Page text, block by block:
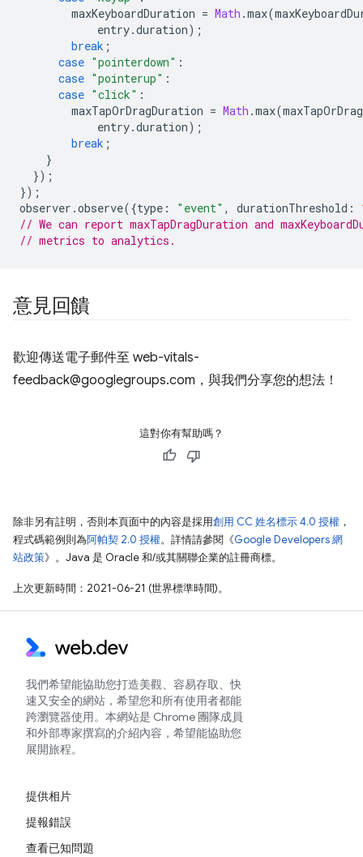
maxKeyboardDuration = Math .max(
entry.duration);
break ;
case "pointerdown" :
case "pointerup" :
case "click" :
maxTapOrDragDuration = Math .max(
entry.duration);
break ;
}
});
});
observer .observe({type : "event" , durationThreshold :
// We can report maxTapDragDuration and
// metrics to analytics.
意見回饋
歡迎傳送電子郵件至 web-vitals-
feedback@googlegroups.com，與我們分享您的想法！
這對你有幫助嗎？
除非另有註明，否則本頁面中的內容是採用創用 CC 姓名標示 4.0 授權 ，
程式碼範例則為阿帕契 2.0 授權。詳情請參閱《Google Developers 網
站政策》。Java 是 Oracle 和/或其關聯企業的註冊商標。
上次更新時間：2021-06-21 (世界標準時間)。
我們希望能協助您打造美觀、容易存取、快
速又安全的網站，希望您和所有使用者都能
跨瀏覽器使用。本網站是 Chrome 團隊成員
和外部專家撰寫的介紹內容，希望能協助您
展開旅程。
提供相片
提報錯誤
查看已知問題